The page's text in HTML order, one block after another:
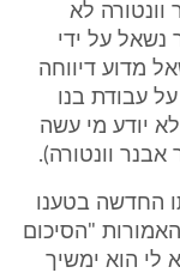
89' ולא בשנת 90'. מר וונטורה לא
נשאל על ידי
מדוע דיווחה
החברה בתיק ניכויים מס' 930330733 על עבודת בנו
יודע מי עשה
החדשה בטענו
"הסיכום
לי הוא ימשיך